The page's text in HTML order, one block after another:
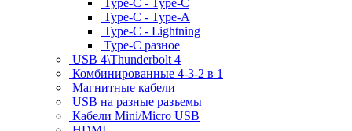
Type-C - Type-C
Type-C - Type-A
Type-C - Lightning
Type-C разное
USB 4\Thunderbolt 4
Комбинированные 4-3-2 в 1
Магнитные кабели
USB на разные разъемы
Кабели Mini/Micro USB